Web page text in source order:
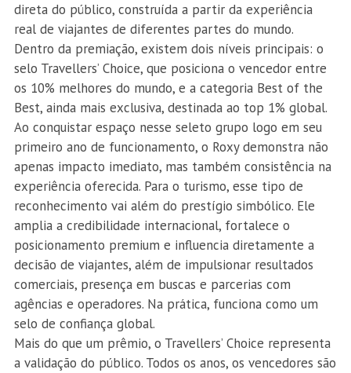
direta do público, construída a partir da experiência
real de viajantes de diferentes partes do mundo.
Dentro da premiação, existem dois níveis principais: o
selo Travellers’ Choice, que posiciona o vencedor entre
os 10% melhores do mundo, e a categoria Best of the
Best, ainda mais exclusiva, destinada ao top 1% global.
Ao conquistar espaço nesse seleto grupo logo em seu
primeiro ano de funcionamento, o Roxy demonstra não
apenas impacto imediato, mas também consistência na
experiência oferecida. Para o turismo, esse tipo de
reconhecimento vai além do prestígio simbólico. Ele
amplia a credibilidade internacional, fortalece o
posicionamento premium e influencia diretamente a
decisão de viajantes, além de impulsionar resultados
comerciais, presença em buscas e parcerias com
agências e operadores. Na prática, funciona como um
selo de confiança global.
Mais do que um prêmio, o Travellers’ Choice representa
a validação do público. Todos os anos, os vencedores são